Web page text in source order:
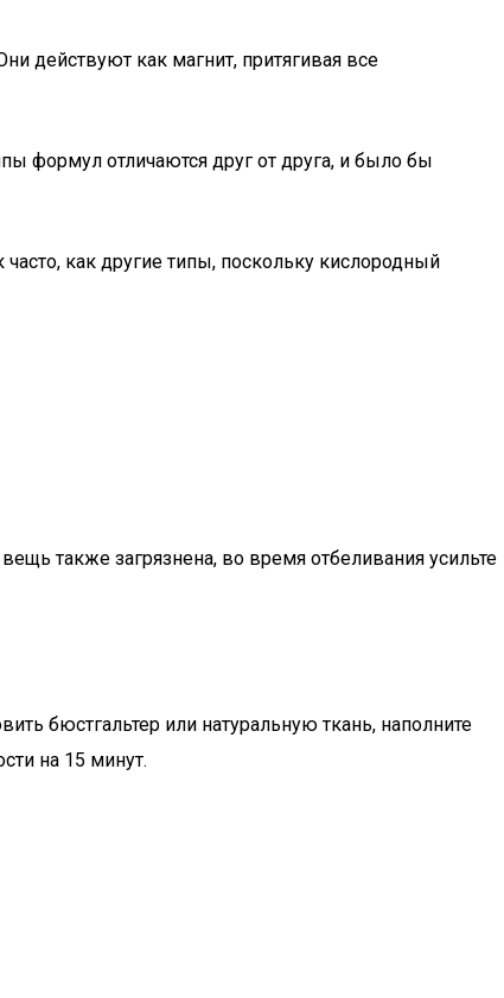
действуют как магнит, притягивая все
формул отличаются друг от друга, и было бы
как другие типы, поскольку кислородный
также загрязнена, во время отбеливания усильте
бюстгальтер или натуральную ткань, наполните
на 15 минут.